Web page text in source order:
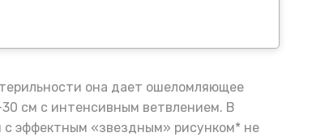
она дает ошеломляющее
см с интенсивным ветвлением. В
с эффектным «звездным» рисунком* не